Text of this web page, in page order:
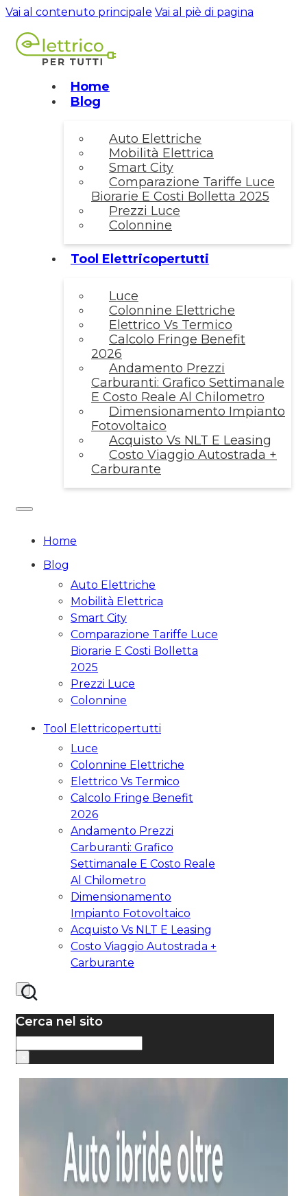
Vai al contenuto principale Vai al piè di pagina
Home
Blog
Auto Elettriche
Mobilità Elettrica
Smart City
Comparazione Tariffe Luce
Biorarie E Costi Bolletta 2025
Prezzi Luce
Colonnine
Tool Elettricopertutti
Luce
Colonnine Elettriche
Elettrico Vs Termico
Calcolo Fringe Benefit
2026
Andamento Prezzi
Carburanti: Grafico Settimanale
E Costo Reale Al Chilometro
Dimensionamento Impianto
Fotovoltaico
Acquisto Vs NLT E Leasing
Costo Viaggio Autostrada +
Carburante
Home
Blog
Auto Elettriche
Mobilità Elettrica
Smart City
Comparazione Tariffe Luce
Biorarie E Costi Bolletta
2025
Prezzi Luce
Colonnine
Tool Elettricopertutti
Luce
Colonnine Elettriche
Elettrico Vs Termico
Calcolo Fringe Benefit
2026
Andamento Prezzi
Carburanti: Grafico
Settimanale E Costo Reale
Al Chilometro
Dimensionamento
Impianto Fotovoltaico
Acquisto Vs NLT E Leasing
Costo Viaggio Autostrada +
Carburante
Cerca nel sito